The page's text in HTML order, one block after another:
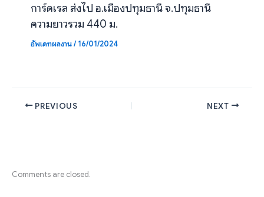
การ์ดเรล ส่งไป อ.เมืองปทุมธานี จ.ปทุมธานี
ความยาวรวม 440 ม.
อัพเดทผลงาน/16/01/2024
PREVIOUS NEXT
Comments are closed.